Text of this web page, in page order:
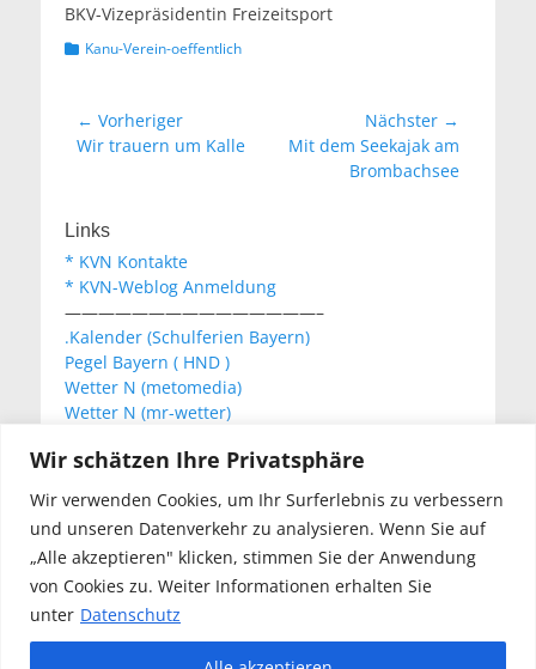
Wir schätzen Ihre Privatsphäre
Wir verwenden Cookies, um Ihr Surferlebnis zu verbessern
und unseren Datenverkehr zu analysieren. Wenn Sie auf
„Alle akzeptieren" klicken, stimmen Sie der Anwendung
von Cookies zu. Weiter Informationen erhalten Sie
unter Datenschutz
BKV-Vizepräsidentin Freizeitsport
Kategorien
Kanu-Verein-oeffentlich
Beitragsnavigation
← Vorheriger
Vorheriger
Wir trauern um Kalle
Nächster →
Nächster
Mit dem Seekajak am
Brombachsee
Links
* KVN Kontakte
* KVN-Weblog Anmeldung
———————————————–
.Kalender (Schulferien Bayern)
Pegel Bayern ( HND )
Wetter N (metomedia)
Wetter N (mr-wetter)
KVN Newsletter
Your email: